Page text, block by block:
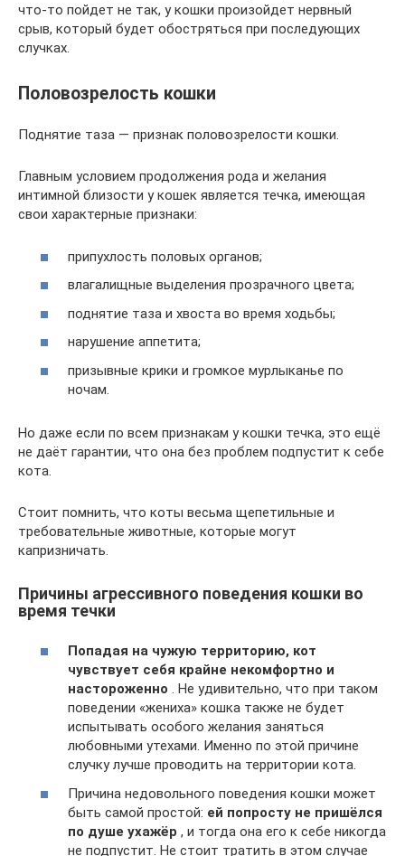
что-то пойдет не так, у кошки произойдет нервный
срыв, который будет обостряться при последующих
случках.
Половозрелость кошки
Поднятие таза — признак половозрелости кошки.
Главным условием продолжения рода и желания
интимной близости у кошек является течка, имеющая
свои характерные признаки:
припухлость половых органов;
влагалищные выделения прозрачного цвета;
поднятие таза и хвоста во время ходьбы;
нарушение аппетита;
призывные крики и громкое мурлыканье по
ночам.
Но даже если по всем признакам у кошки течка, это ещё
не даёт гарантии, что она без проблем подпустит к себе
кота.
Стоит помнить, что коты весьма щепетильные и
требовательные животные, которые могут
капризничать.
Причины агрессивного поведения кошки во
время течки
Попадая на чужую территорию, кот
чувствует себя крайне некомфортно и
настороженно . Не удивительно, что при таком
поведении «жениха» кошка также не будет
испытывать особого желания заняться
любовными утехами. Именно по этой причине
случку лучше проводить на территории кота.
Причина недовольного поведения кошки может
быть самой простой: ей попросту не пришёлся
по душе ухажёр , и тогда она его к себе никогда
не подпустит. Не стоит тратить в этом случае